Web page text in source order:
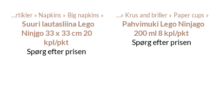
Festartikler ‪» Napkins ‪» Big napkins ‪»
Suuri lautasliina Lego
Ninjgo 33 x 33 cm 20
kpl/pkt
Spørg efter prisen
Produkterne‪» Festartikler ‪» Krus and briller ‪» Paper cups ‪»
Pahvimuki Lego Ninjago
200 ml 8 kpl/pkt
Spørg efter prisen